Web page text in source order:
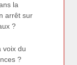
la
arrêt sur
?
voix du
?